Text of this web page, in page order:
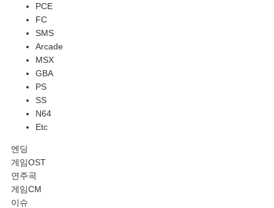
PCE
FC
SMS
Arcade
MSX
GBA
PS
SS
N64
Etc
엔딩
게임OST
연주곡
게임CM
이슈